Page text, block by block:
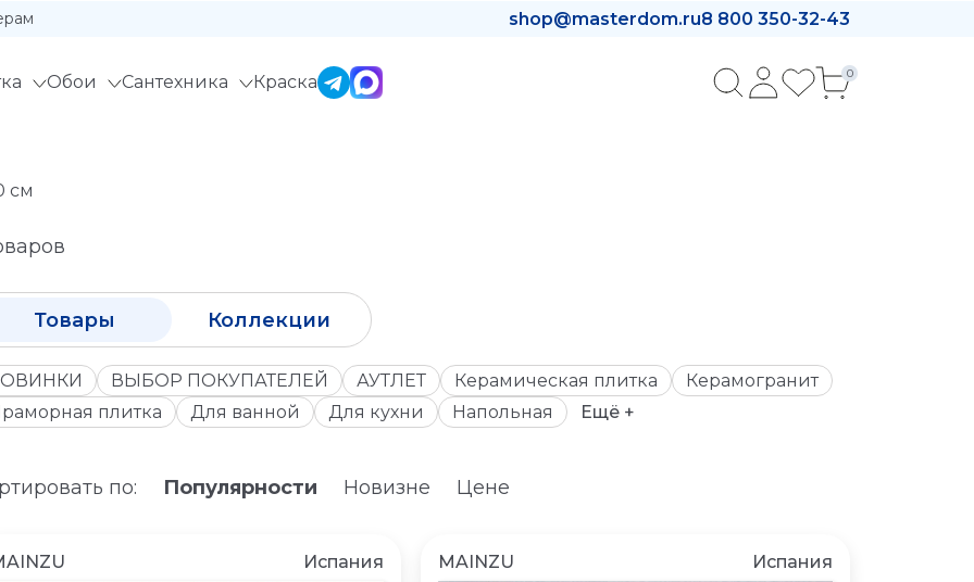
shop@masterdom.ru8 800 350-32-43
Обои Сантехника Краска 0
см
Товары Коллекции
ВЫБОР ПОКУПАТЕЛЕЙ АУТЛЕТ Керамическая плитка
Керамогранит
плитка
Для ванной Для кухни Напольная Ещё +
по: Популярности Новизне Цене
Испания MAINZU Испания